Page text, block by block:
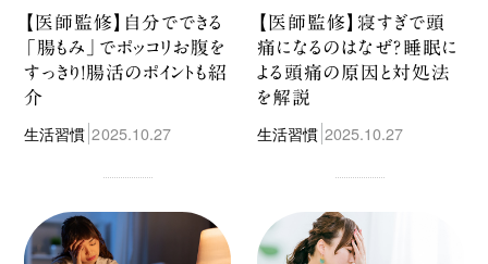
【医師監修】自分でできる
「腸もみ」でポッコリお腹を
すっきり！腸活のポイントも紹
介
生活習慣 2025.10.27
【医師監修】寝すぎで頭
痛になるのはなぜ？睡眠に
よる頭痛の原因と対処法
を解説
生活習慣 2025.10.27